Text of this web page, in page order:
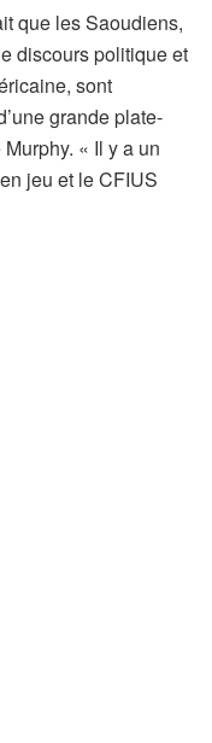
que les Saoudiens,
discours politique et
sont
grande plate-
« Il y a un
jeu et le CFIUS